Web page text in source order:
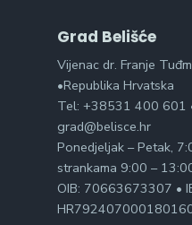
Grad Belišće
Vijenac dr. Franje
•Republika Hrvatska
Tel: +38531 400 601
grad@belisce.hr
Ponedjeljak – Petak,
strankama 9:00 –
OIB: 70663673307 •